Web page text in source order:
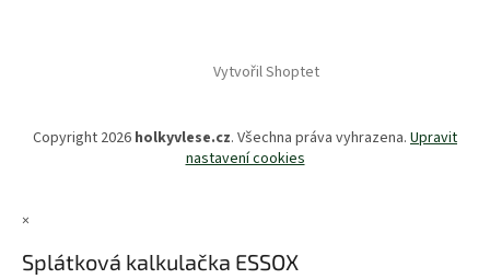
Vytvořil Shoptet
Copyright 2026 holkyvlese.cz. Všechna práva vyhrazena. Upravit
nastavení cookies
×
Splátková kalkulačka ESSOX